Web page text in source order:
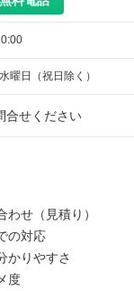
曜日（祝日除く）
合せください
満点中）
わせ（見積り）
の対応
かりやすさ
度